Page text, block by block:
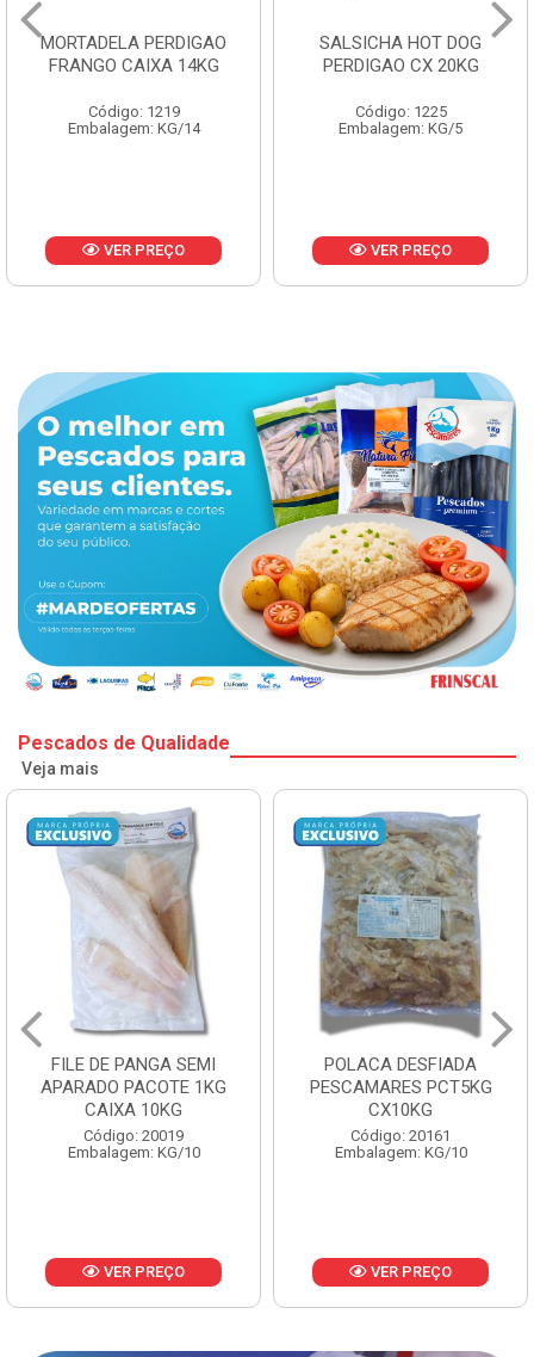
MORTADELA PERDIGAO
FRANGO CAIXA 14KG
Código: 1219
Embalagem: KG/14
VER PREÇO
SALSICHA HOT DOG
PERDIGAO CX 20KG
Código: 1225
Embalagem: KG/5
VER PREÇO
Pescados de Qualidade
Veja mais
FILE DE PANGA SEMI
APARADO PACOTE 1KG
CAIXA 10KG
Código: 20019
Embalagem: KG/10
VER PREÇO
POLACA DESFIADA
PESCAMARES PCT5KG
CX10KG
Código: 20161
Embalagem: KG/10
VER PREÇO